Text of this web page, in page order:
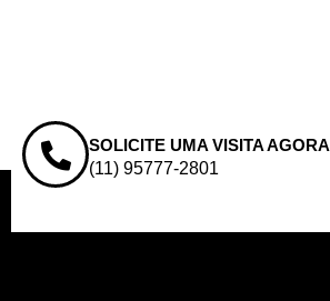
SOLICITE UMA VISITA AGORA
(11) 95777-2801